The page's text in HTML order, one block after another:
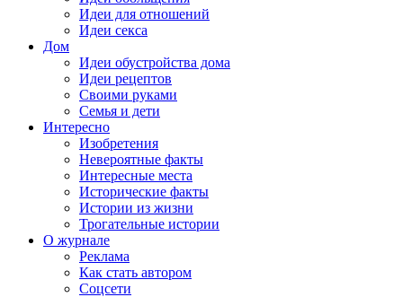
Идеи для отношений
Идеи секса
Дом
Идеи обустройства дома
Идеи рецептов
Своими руками
Семья и дети
Интересно
Изобретения
Невероятные факты
Интересные места
Исторические факты
Истории из жизни
Трогательные истории
О журнале
Реклама
Как стать автором
Соцсети